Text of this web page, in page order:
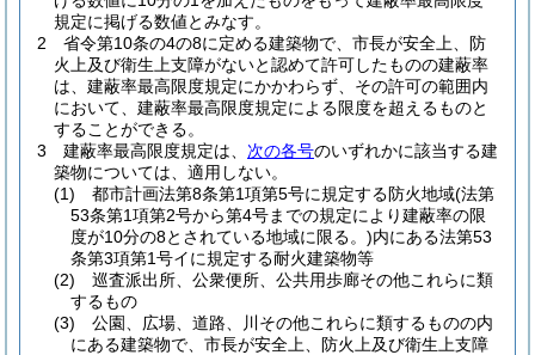
規定に掲げる数値とみなす。
2
省令第10条の4の8に定める建築物で、市長が安全上、防
火上及び衛生上支障がないと認めて許可したものの建蔽率
は、建蔽率最高限度規定にかかわらず、その許可の範囲内
において、建蔽率最高限度規定による限度を超えるものと
することができる。
3
建蔽率最高限度規定は、 次の各号のいずれかに該当する建
築物については、適用しない。
(1)
都市計画法第8条第1項第5号に規定する防火地域(法第
53条第1項第2号から第4号までの規定により建蔽率の限
度が10分の8とされている地域に限る。)内にある法第53
条第3項第1号イに規定する耐火建築物等
(2)
巡査派出所、公衆便所、公共用歩廊その他これらに類
するもの
(3)
公園、広場、道路、川その他これらに類するものの内
にある建築物で、市長が安全上、防火上及び衛生上支障